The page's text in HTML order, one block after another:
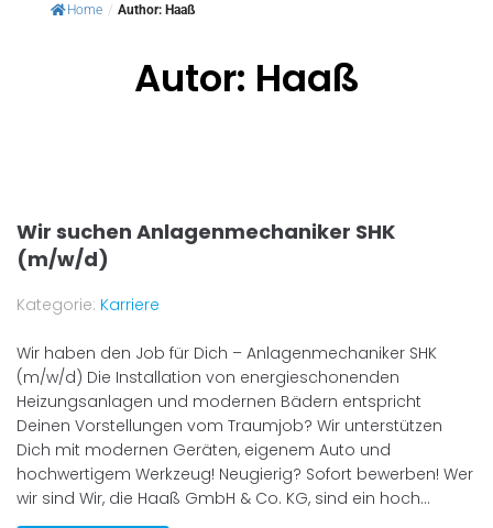
Home / Author: Haaß
Autor: Haaß
Wir suchen Anlagenmechaniker SHK
(m/w/d)
Kategorie: Karriere
Wir haben den Job für Dich – Anlagenmechaniker SHK
(m/w/d) Die Installation von energieschonenden
Heizungsanlagen und modernen Bädern entspricht
Deinen Vorstellungen vom Traumjob? Wir unterstützen
Dich mit modernen Geräten, eigenem Auto und
hochwertigem Werkzeug! Neugierig? Sofort bewerben! Wer
wir sind Wir, die Haaß GmbH & Co. KG, sind ein hoch...